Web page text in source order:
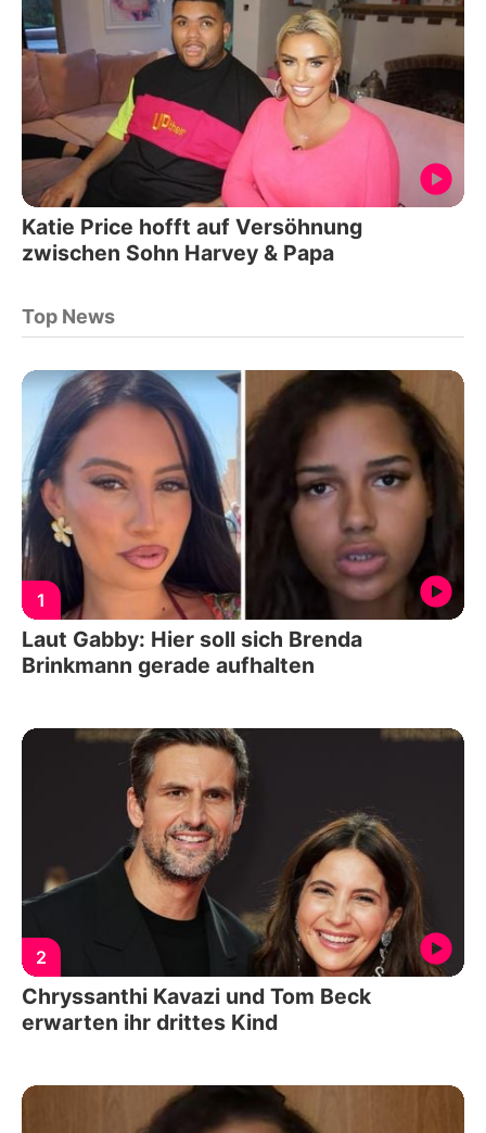
Katie Price hofft auf Versöhnung
zwischen Sohn Harvey & Papa
Top News
1
Laut Gabby: Hier soll sich Brenda
Brinkmann gerade aufhalten
2
Chryssanthi Kavazi und Tom Beck
erwarten ihr drittes Kind